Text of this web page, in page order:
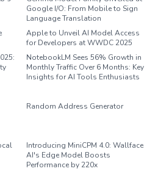
Google I/O: From Mobile to Sign
Language Translation
Apple to Unveil AI Model Access
for Developers at WWDC 2025
NotebookLM Sees 56% Growth in
Monthly Traffic Over 6 Months: Key
Insights for AI Tools Enthusiasts
Random Address Generator
Introducing MiniCPM 4.0: Wallface
AI's Edge Model Boosts
Performance by 220x